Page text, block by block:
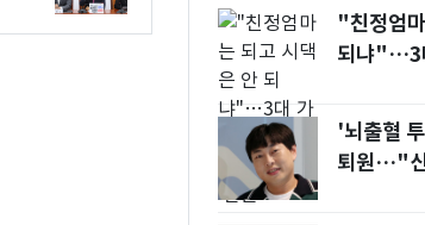
"친정엄
되냐"…3
'뇌출혈
퇴원…"신